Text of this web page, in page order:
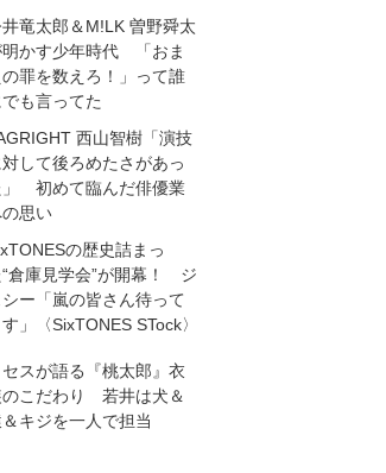
竜太郎＆M!LK 曽野舜太
明かす少年時代 「おま
の罪を数えろ！」って誰
でも言ってた
西山智樹「演技
対して後ろめたさがあっ
」 初めて臨んだ俳優業
思い
の歴史詰まっ
“倉庫見学会”が開幕！ ジ
シー「嵐の皆さん待って
す」〈SixTONES STock〉
セスが語る『桃太郎』衣
のこだわり 若井は犬＆
キジを一人で担当